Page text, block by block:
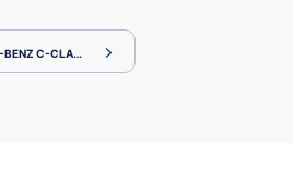
C-CLASS 205042